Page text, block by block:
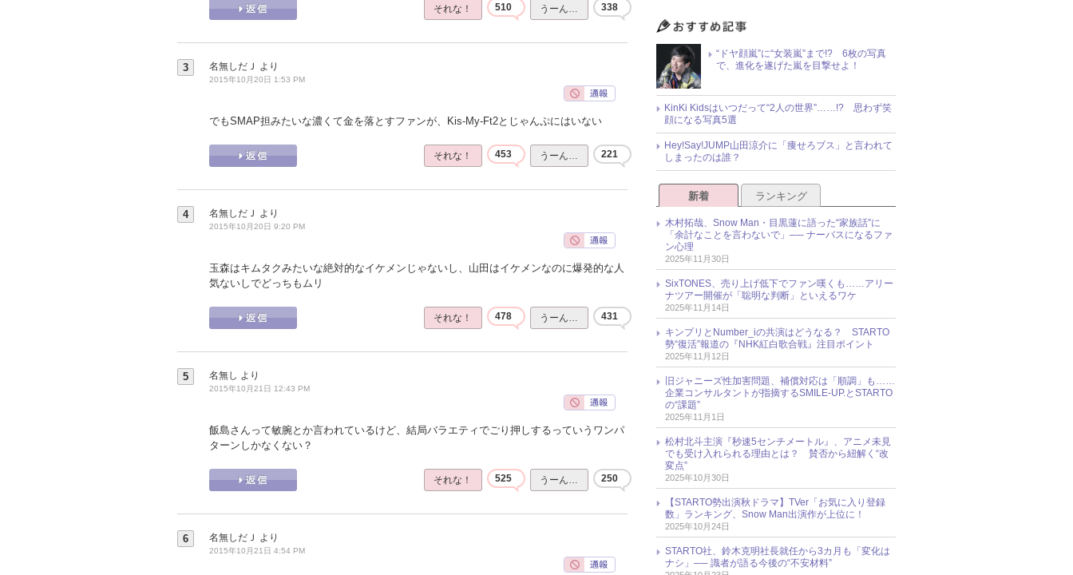
それな！ 510 うーん… 338
3 名無しだＪ より
2015年10月20日 1:53 PM
でもSMAP担みたいな濃くて金を落とすファンが、Kis-My-Ft2とじゃんぷにはいない
それな！ 453 うーん… 221
4 名無しだＪ より
2015年10月20日 9:20 PM
玉森はキムタクみたいな絶対的なイケメンじゃないし、山田はイケメンなのに爆発的な人
気ないしでどっちもムリ
それな！ 478 うーん… 431
5 名無し より
2015年10月21日 12:43 PM
飯島さんって敏腕とか言われているけど、結局バラエティでごり押しするっていうワンパ
ターンしかなくない？
それな！ 525 うーん… 250
6 名無しだＪ より
2015年10月21日 4:54 PM
“ドヤ顔嵐”に“女装嵐”まで!? 6枚の写真
で、進化を遂げた嵐を目撃せよ！
KinKi Kidsはいつだって“2人の世界”……!? 思わず笑
顔になる写真5選
Hey!Say!JUMP山田涼介に「痩せろブス」と言われて
しまったのは誰？
新着 ランキング
木村拓哉、Snow Man・目黒蓮に語った“家族話”に
「余計なことを言わないで」── ナーバスになるファ
ン心理
2025年11月30日
SixTONES、売り上げ低下でファン嘆くも……アリー
ナツアー開催が「聡明な判断」といえるワケ
2025年11月14日
キンプリとNumber_iの共演はどうなる？ STARTO
勢“復活”報道の『NHK紅白歌合戦』注目ポイント
2025年11月12日
旧ジャニーズ性加害問題、補償対応は「順調」も……
企業コンサルタントが指摘するSMILE-UP.とSTARTO
の“課題”
2025年11月1日
松村北斗主演『秒速5センチメートル』、アニメ未見
でも受け入れられる理由とは？ 賛否から紐解く“改
変点”
2025年10月30日
【STARTO勢出演秋ドラマ】TVer「お気に入り登録
数」ランキング、Snow Man出演作が上位に！
2025年10月24日
STARTO社、鈴木克明社長就任から3カ月も「変化は
ナシ」── 識者が語る今後の“不安材料”